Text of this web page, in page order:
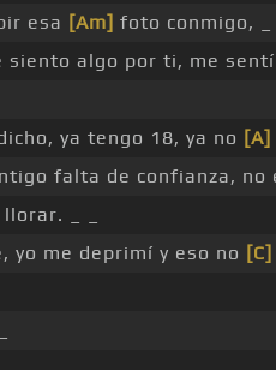
esa [Am] foto conmigo, _
siento algo por ti, me sentí
ya tengo 18, ya no [A]
falta de confianza, no
llorar. _ _
yo me deprimí y eso no [C]